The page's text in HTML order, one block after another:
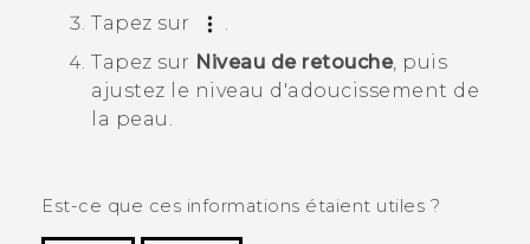
Tapez sur
Tapez sur Niveau de retouche, puis
ajustez le niveau d'adoucissement de
la peau.
Est-ce que ces informations étaient utiles ?